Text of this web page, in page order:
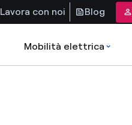
Lavora con noi Blog
Mobilità elettrica